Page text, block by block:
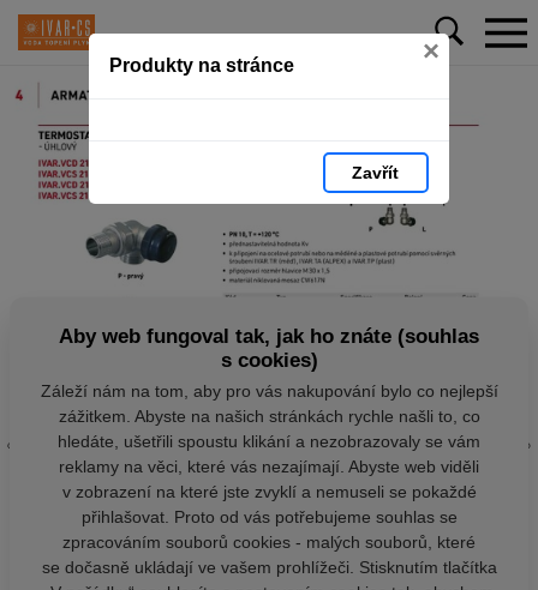
Produkty na stránce ×
Zavřít
Aby web fungoval tak, jak ho znáte (souhlas
s cookies)
Záleží nám na tom, aby pro vás nakupování bylo co nejlepší
zážitkem. Abyste na našich stránkách rychle našli to, co
hledáte, ušetřili spoustu klikání a nezobrazovaly se vám
reklamy na věci, které vás nezajímají. Abyste web viděli
v zobrazení na které jste zvyklí a nemuseli se pokaždé
přihlašovat. Proto od vás potřebujeme souhlas se
zpracováním souborů cookies - malých souborů, které
se dočasně ukládají ve vašem prohlížeči. Stisknutím tlačítka